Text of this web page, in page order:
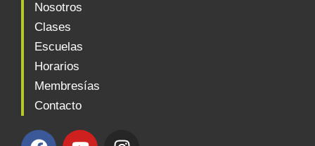
Nosotros
Clases
Escuelas
Horarios
Membresías
Contacto
F
Y
I